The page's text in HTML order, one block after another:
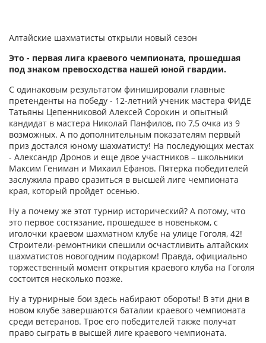
Алтайские шахматисты открыли новый сезон
Это - первая лига краевого чемпионата, прошедшая
под знаком превосходства нашей юной гвардии.
С одинаковым результатом финишировали главные
претенденты на победу - 12-летний ученик мастера ФИДЕ
Татьяны Цепенниковой Алексей Сорокин и опытный
кандидат в мастера Николай Панфилов, по 7,5 очка из 9
возможных. А по дополнительным показателям первый
приз достался юному шахматисту! На последующих местах
- Александр Дронов и еще двое участников – школьники
Максим Гениман и Михаил Ефанов. Пятерка победителей
заслужила право сразиться в высшей лиге чемпионата
края, который пройдет осенью.
Ну а почему же этот турнир исторический? А потому, что
это первое состязание, прошедшее в новеньком, с
иголочки краевом шахматном клубе на улице Гоголя, 42!
Строители-ремонтники спешили осчастливить алтайских
шахматистов новогодним подарком! Правда, официально
торжественный момент открытия краевого клуба на Гоголя
состоится несколько позже.
Ну а турнирные бои здесь набирают обороты! В эти дни в
новом клубе завершаются баталии краевого чемпионата
среди ветеранов. Трое его победителей также получат
право сыграть в высшей лиге краевого чемпионата.